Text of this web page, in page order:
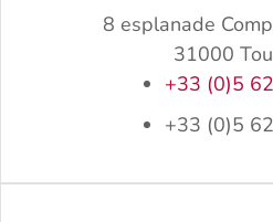
8 esplanade
31000
+33 (0)5
+33 (0)5